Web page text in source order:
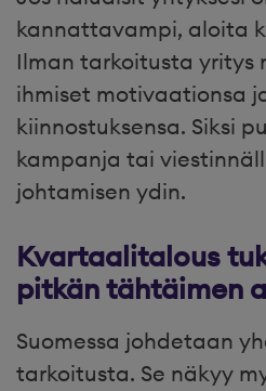
kannattavampi, aloita
Ilman tarkoitusta yritys
ihmiset motivaationsa
kiinnostuksensa. Siksi
kampanja tai
johtamisen ydin.
Kvartaalitalous
pitkän tähtäimen
Suomessa johdetaan
tarkoitusta. Se näkyy